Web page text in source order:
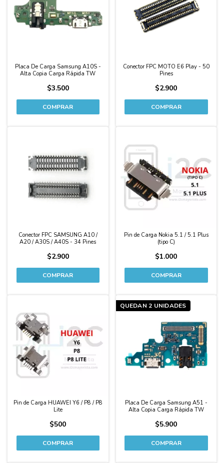
Placa De Carga Samsung A10S -
Alta Copia Carga Rápida TW
$3.500
Conector FPC MOTO E6 Play - 50
Pines
$2.900
Conector FPC SAMSUNG A10 /
A20 / A30S / A40S - 34 Pines
$2.900
Pin de Carga Nokia 5.1 / 5.1 Plus
(tipo C)
$1.000
Pin de Carga HUAWEI Y6 / P8 / P8
Lite
$500
QUEDAN 2 UNIDADES
Placa De Carga Samsung A51 -
Alta Copia Carga Rápida TW
$5.900